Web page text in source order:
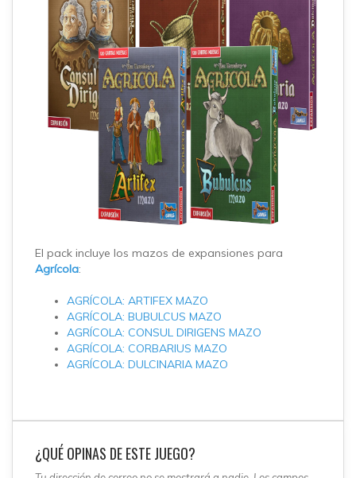
El pack incluye los mazos de expansiones para
Agrícola:
AGRÍCOLA: ARTIFEX MAZO
AGRÍCOLA: BUBULCUS MAZO
AGRÍCOLA: CONSUL DIRIGENS MAZO
AGRÍCOLA: CORBARIUS MAZO
AGRÍCOLA: DULCINARIA MAZO
¿QUÉ OPINAS DE ESTE JUEGO?